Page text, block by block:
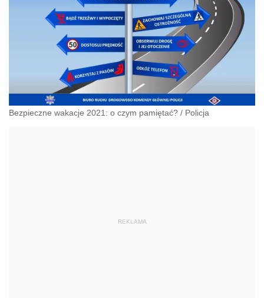
Bezpieczne wakacje 2021: o czym pamiętać? / Policja